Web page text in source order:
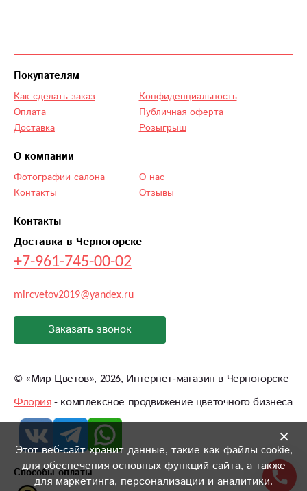
Этот веб-сайт хранит данные, такие как файлы cookie,
для обеспечения основных функций сайта, а также
для маркетинга, персонализации и аналитики.
×
Контакты
Доставка в Черногорске
+7-961-745-00-02
mircvetov2019@yandex.ru
Заказать звонок
Покупателям
Как сделать заказ
Оплата
Доставка
Конфиденциальность
Публичная оферта
Розыгрыш
О компании
Фотографии салона
Контакты
О нас
Отзывы
© «Мир Цветов», 2026, Интернет-магазин в Черногорске
Флория- комплексное продвижение цветочного бизнеса
Способы оплаты